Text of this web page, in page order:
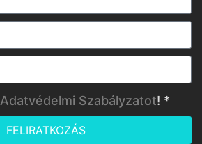
Adatvédelmi Szabályzatot! *
FELIRATKOZÁS